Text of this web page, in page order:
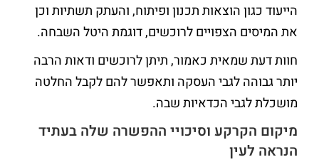
הייעוד כגון הוצאות תכנון ופיתוח, והעתק תשתיות וכן
את המיסים הצפויים לרוכשים, דוגמת היטל השבחה.
חוות דעת שמאית כאמור, תיתן לרוכשים ודאות הרבה
יותר גבוהה לגבי העסקה ותאפשר להם לקבל החלטה
מושכלת לגבי הכדאיות שבה.
מיקום הקרקע וסיכויי ההפשרה שלה בעתיד
הנראה לעין